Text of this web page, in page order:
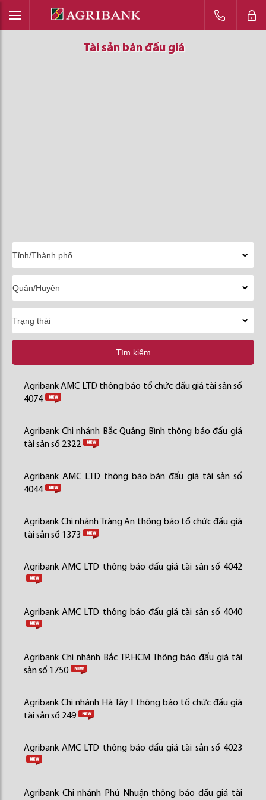
Tài sản bán đấu giá
Tài sản bán đấu giá
Tài sản bán đấu giá
Tìm kiếm
Agribank AMC LTD thông báo tổ chức đấu giá tài sản số
4074
Agribank Chi nhánh Bắc Quảng Bình thông báo đấu giá
tài sản số 2322
Agribank AMC LTD thông báo bán đấu giá tài sản số
4044
Agribank Chi nhánh Tràng An thông báo tổ chức đấu giá
tài sản số 1373
Agribank AMC LTD thông báo đấu giá tài sản số 4042
Agribank AMC LTD thông báo đấu giá tài sản số 4040
Agribank Chi nhánh Bắc TP.HCM Thông báo đấu giá tài
sản số 1750
Agribank Chi nhánh Hà Tây I thông báo tổ chức đấu giá
tài sản số 249
Agribank AMC LTD thông báo đấu giá tài sản số 4023
Agribank Chi nhánh Phú Nhuận thông báo đấu giá tài